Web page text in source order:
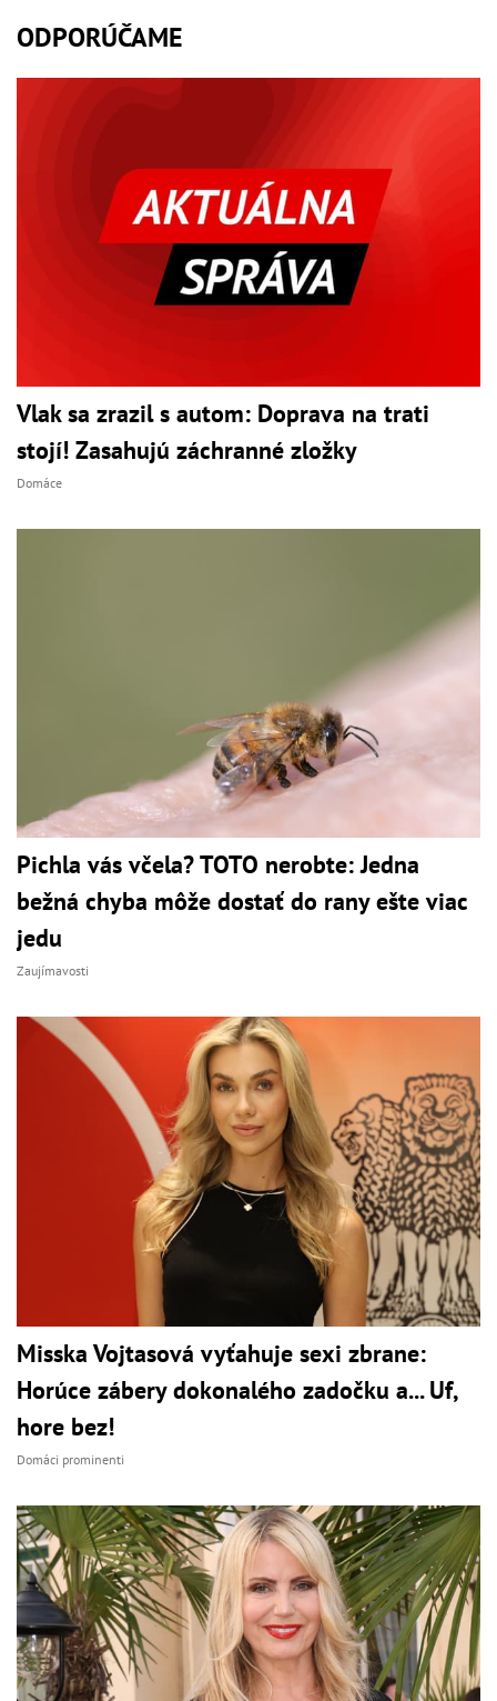
ODPORÚČAME
Vlak sa zrazil s autom: Doprava na trati
stojí! Zasahujú záchranné zložky
Domáce
Pichla vás včela? TOTO nerobte: Jedna
bežná chyba môže dostať do rany ešte viac
jedu
Zaujímavosti
Misska Vojtasová vyťahuje sexi zbrane:
Horúce zábery dokonalého zadočku a... Uf,
hore bez!
Domáci prominenti